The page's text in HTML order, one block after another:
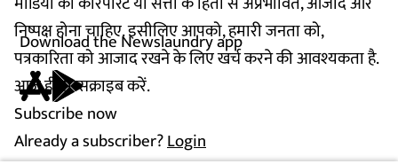
निष्पक्ष होना चाहिए. इसीलिए आपको, हमारी जनता को,
पत्रकारिता को आजाद रखने के लिए खर्च करने की आवश्यकता है.
आज ही सब्सक्राइब करें.
Subscribe now
Already a subscriber?Login
Download the Newslaundry app